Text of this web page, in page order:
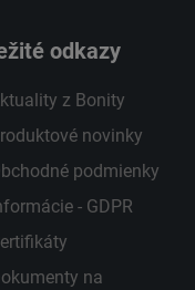
odkazy
z Bonity
novinky
podmienky
- GDPR
na